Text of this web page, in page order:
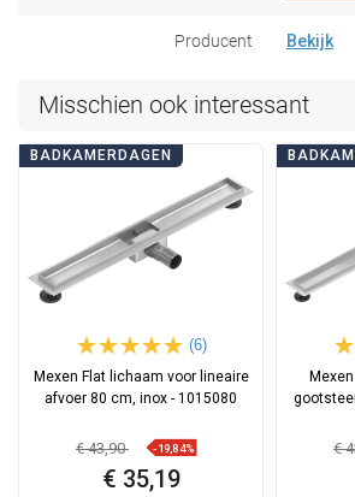
Producent Bekijk
Misschien ook interessant
BADKAMERDAGEN
(6)
Mexen Flat lichaam voor lineaire
afvoer 80 cm, inox - 1015080
€ 43,90 -19,84%
€ 35,19
€